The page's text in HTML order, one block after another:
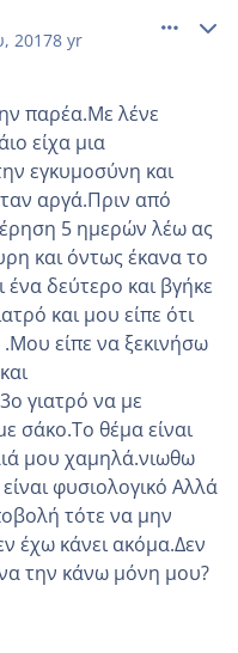
20178 yr
παρέα.Με λένε
είχα μια
εγκυμοσύνη και
αργά.Πριν από
5 ημερών λέω ας
και όντως έκανα το
ένα δεύτερο και βγήκε
και μου είπε ότι
.Μου είπε να ξεκινήσω
γιατρό να με
σάκο.Το θέμα είναι
μου χαμηλά.νιωθω
φυσιολογικό Αλλά
τότε να μην
έχω κάνει ακόμα.Δεν
την κάνω μόνη μου?